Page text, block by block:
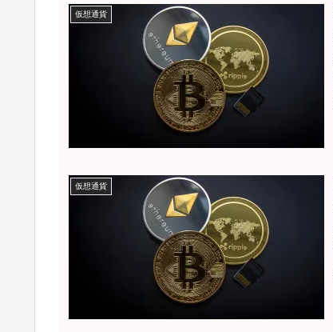
仮想通貨
仮想通貨